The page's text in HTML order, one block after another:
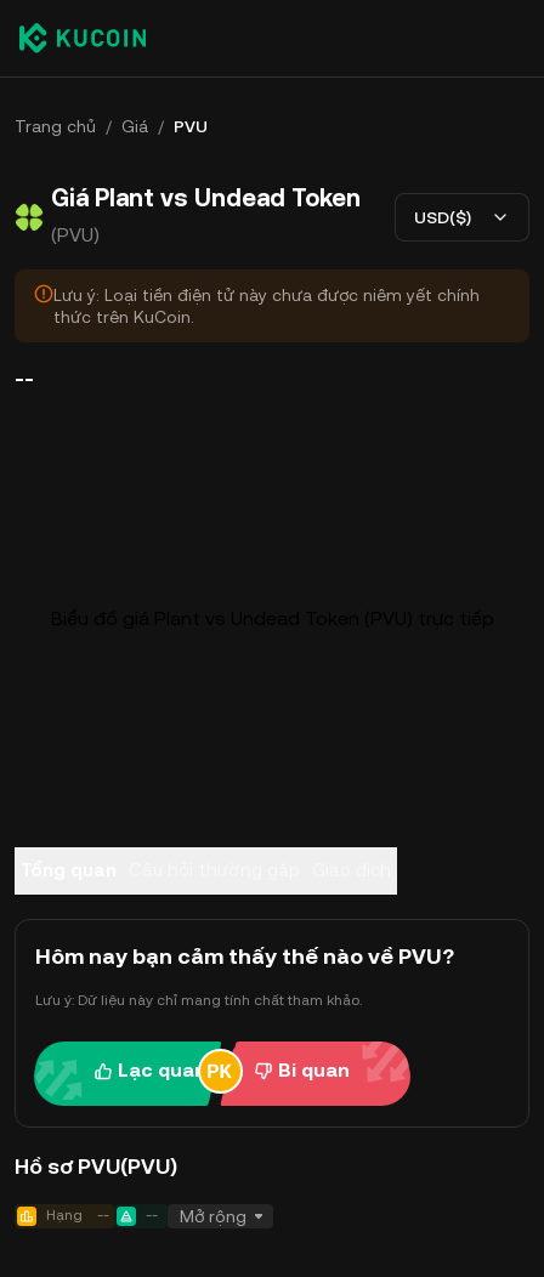
Trang chủ / Giá / PVU
Giá Plant vs Undead Token
(PVU)
USD($)
Lưu ý: Loại tiền điện tử này chưa được niêm yết chính
thức trên KuCoin.
--
Hôm nay bạn cảm thấy thế nào về PVU?
Lưu ý: Dữ liệu này chỉ mang tính chất tham khảo.
Lạc quan Bi quan
Hồ sơ PVU(PVU)
Hạng -- -- Mở rộng